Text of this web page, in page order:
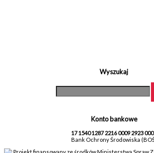
Wyszukaj
Konto bankowe
17 1540 1287 2216 0009 2923
Bank Ochrony Środowiska
Projekt finansowany ze środków Ministerstwa Spraw